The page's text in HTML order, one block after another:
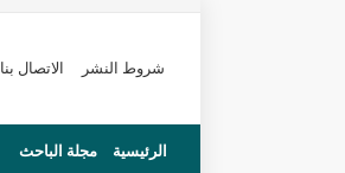
شروط النشر الاتصال بنا
الرئيسية مجلة الباحث